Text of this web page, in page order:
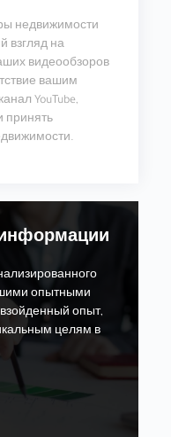
недвижимости
взгляд на
видеообзоров
вашим
YouTube,
принять
опытными
опыт,
целям в